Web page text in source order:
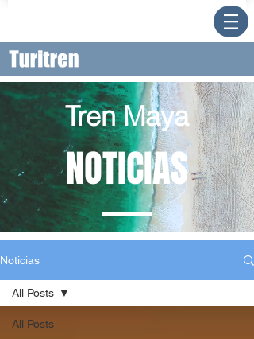
Tren Maya
NOTICIAS
Noticias
All Posts
All Posts